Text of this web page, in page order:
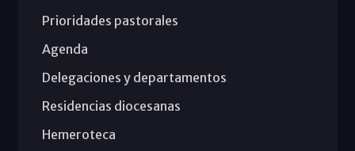
Prioridades pastorales
Agenda
Delegaciones y departamentos
Residencias diocesanas
Hemeroteca